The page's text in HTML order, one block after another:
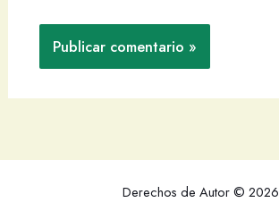
Derechos de Autor © 2026